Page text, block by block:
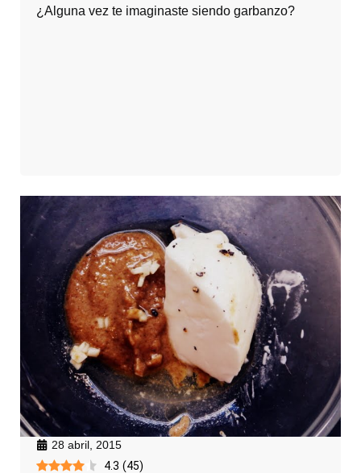
¿Alguna vez te imaginaste siendo garbanzo?
28 abril, 2015
4.3 (45)